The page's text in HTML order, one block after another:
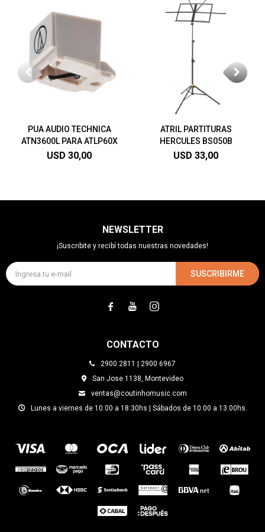
PUA AUDIO TECHNICA
ATN3600L PARA ATLP60X
USD 30,00
ATRIL PARTITURAS
HERCULES BS050B
USD 33,00
CONTACTO
2900 2811 | 2900 6967
San Jose 1138, Montevideo
ventas@coutinhomusic.com
Lunes a viernes de 10:00 a 18:30hs | Sábados de 10:00 a 13:00hs.
NEWSLETTER
¡Suscribite y recibí todas nuestras novedades!
SUSCRIBIRME
  